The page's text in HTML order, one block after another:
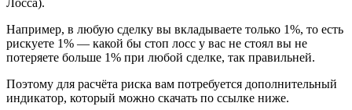
Например, в любую сделку вы вкладываете только 1%, то есть
рискуете 1% — какой бы стоп лосс у вас не стоял вы не
потеряете больше 1% при любой сделке, так правильней.
Поэтому для расчёта риска вам потребуется дополнительный
индикатор, который можно скачать по ссылке ниже.